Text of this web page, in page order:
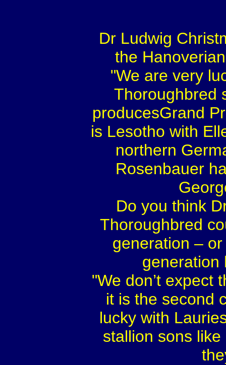
Dr Ludwig
the
"We are very
Thoroughbred
producesGrand
is Lesotho with
northern
Rosenbauer
Do you think
Thoroughbred
generation –
generation
"We don’t expect
it is the second
lucky with
stallion sons